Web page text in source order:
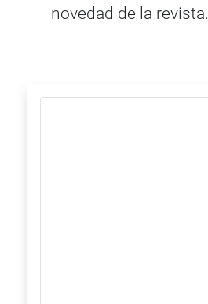
novedad de la revista.